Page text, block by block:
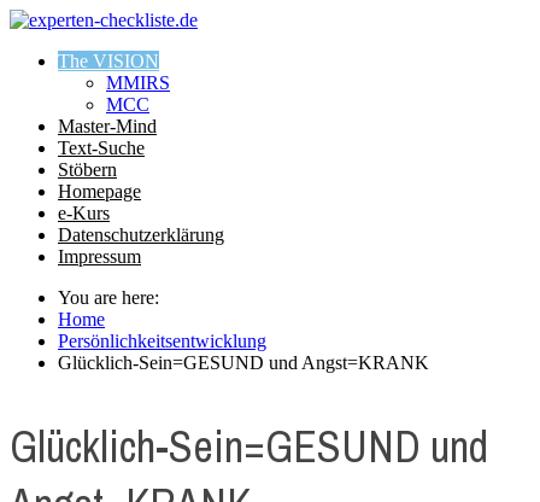
The VISION
MMIRS
MCC
Master-Mind
Text-Suche
Stöbern
Homepage
e-Kurs
Datenschutzerklärung
Impressum
You are here:
Home
Persönlichkeitsentwicklung
Glücklich-Sein=GESUND und Angst=KRANK
Glücklich-Sein=GESUND und